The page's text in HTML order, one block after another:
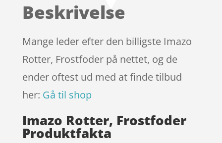
på
mmelser
Beskrivelse
Mange leder efter den billigste Imazo
Rotter, Frostfoder på nettet, og de
ender oftest ud med at finde tilbud
her: Gå til shop
Imazo Rotter, Frostfoder
Produktfakta